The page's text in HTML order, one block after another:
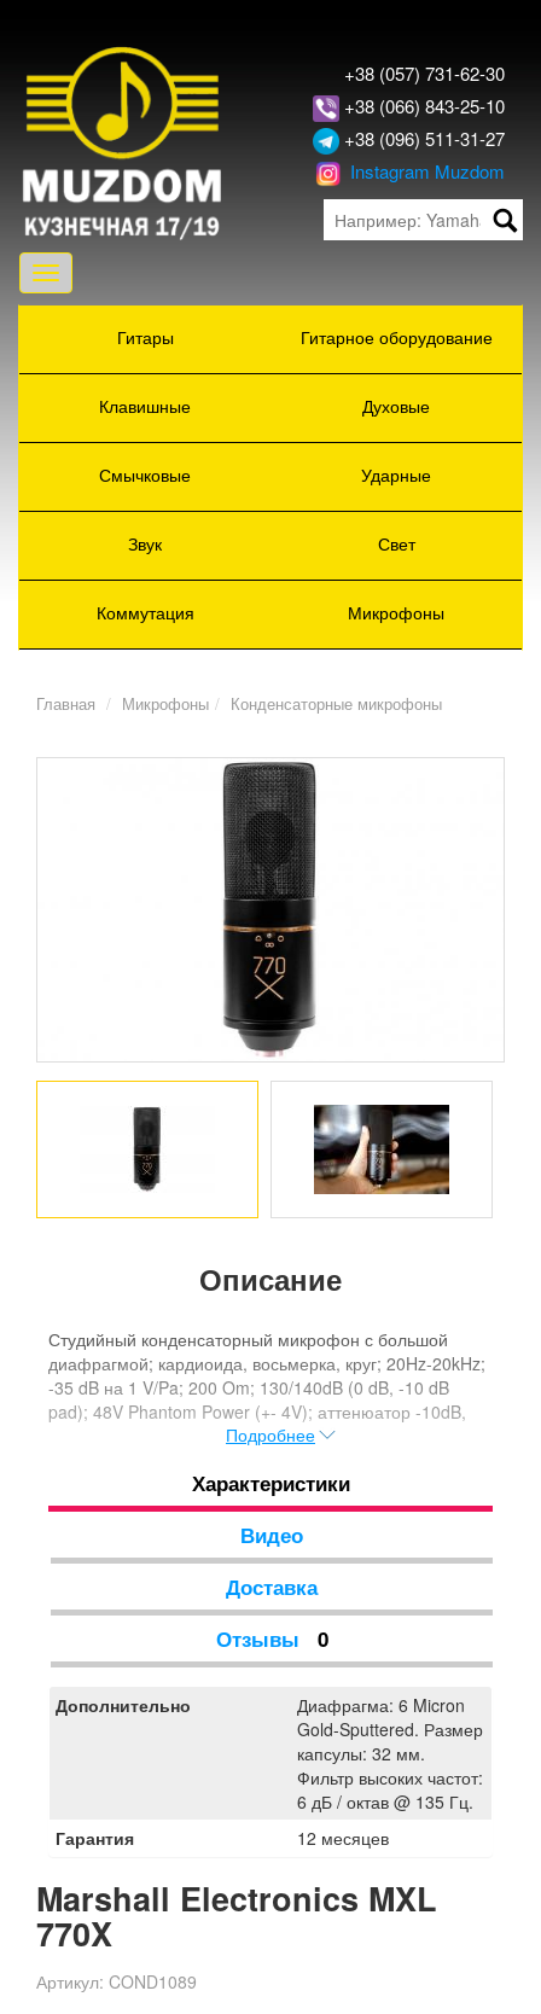
+38 (057) 731-62-30
+38 (066) 843-25-10
+38 (096) 511-31-27
Instagram Muzdom
Toggle
navigation
Гитары
Гитарное оборудование
Клавишные Духовые
Смычковые Ударные
Звук Свет
Коммутация Микрофоны
Главная Микрофоны Конденсаторные микрофоны
Описание
Студийный конденсаторный микрофон с большой
диафрагмой; кардиоида, восьмерка, круг; 20Hz-20kHz;
-35 dB на 1 V/Pa; 200 Om; 130/140dB (0 dB, -10 dB
pad); 48V Phantom Power (+- 4V); аттенюатор -10dB,
обрезной фильтр НЧ, в компл. входит эластичный
кабель и кейс. Размеры 60мм x 185мм Вес 0,5кг
Подробнее
Характеристики
Видео
Доставка
Отзывы
0
Дополнительно
Диафрагма: 6 Micron
Gold-Sputtered. Размер
капсулы: 32 мм.
Фильтр высоких частот:
6 дБ / октав @ 135 Гц.
Гарантия
12 месяцев
Marshall Electronics MXL
770X
Артикул: COND1089